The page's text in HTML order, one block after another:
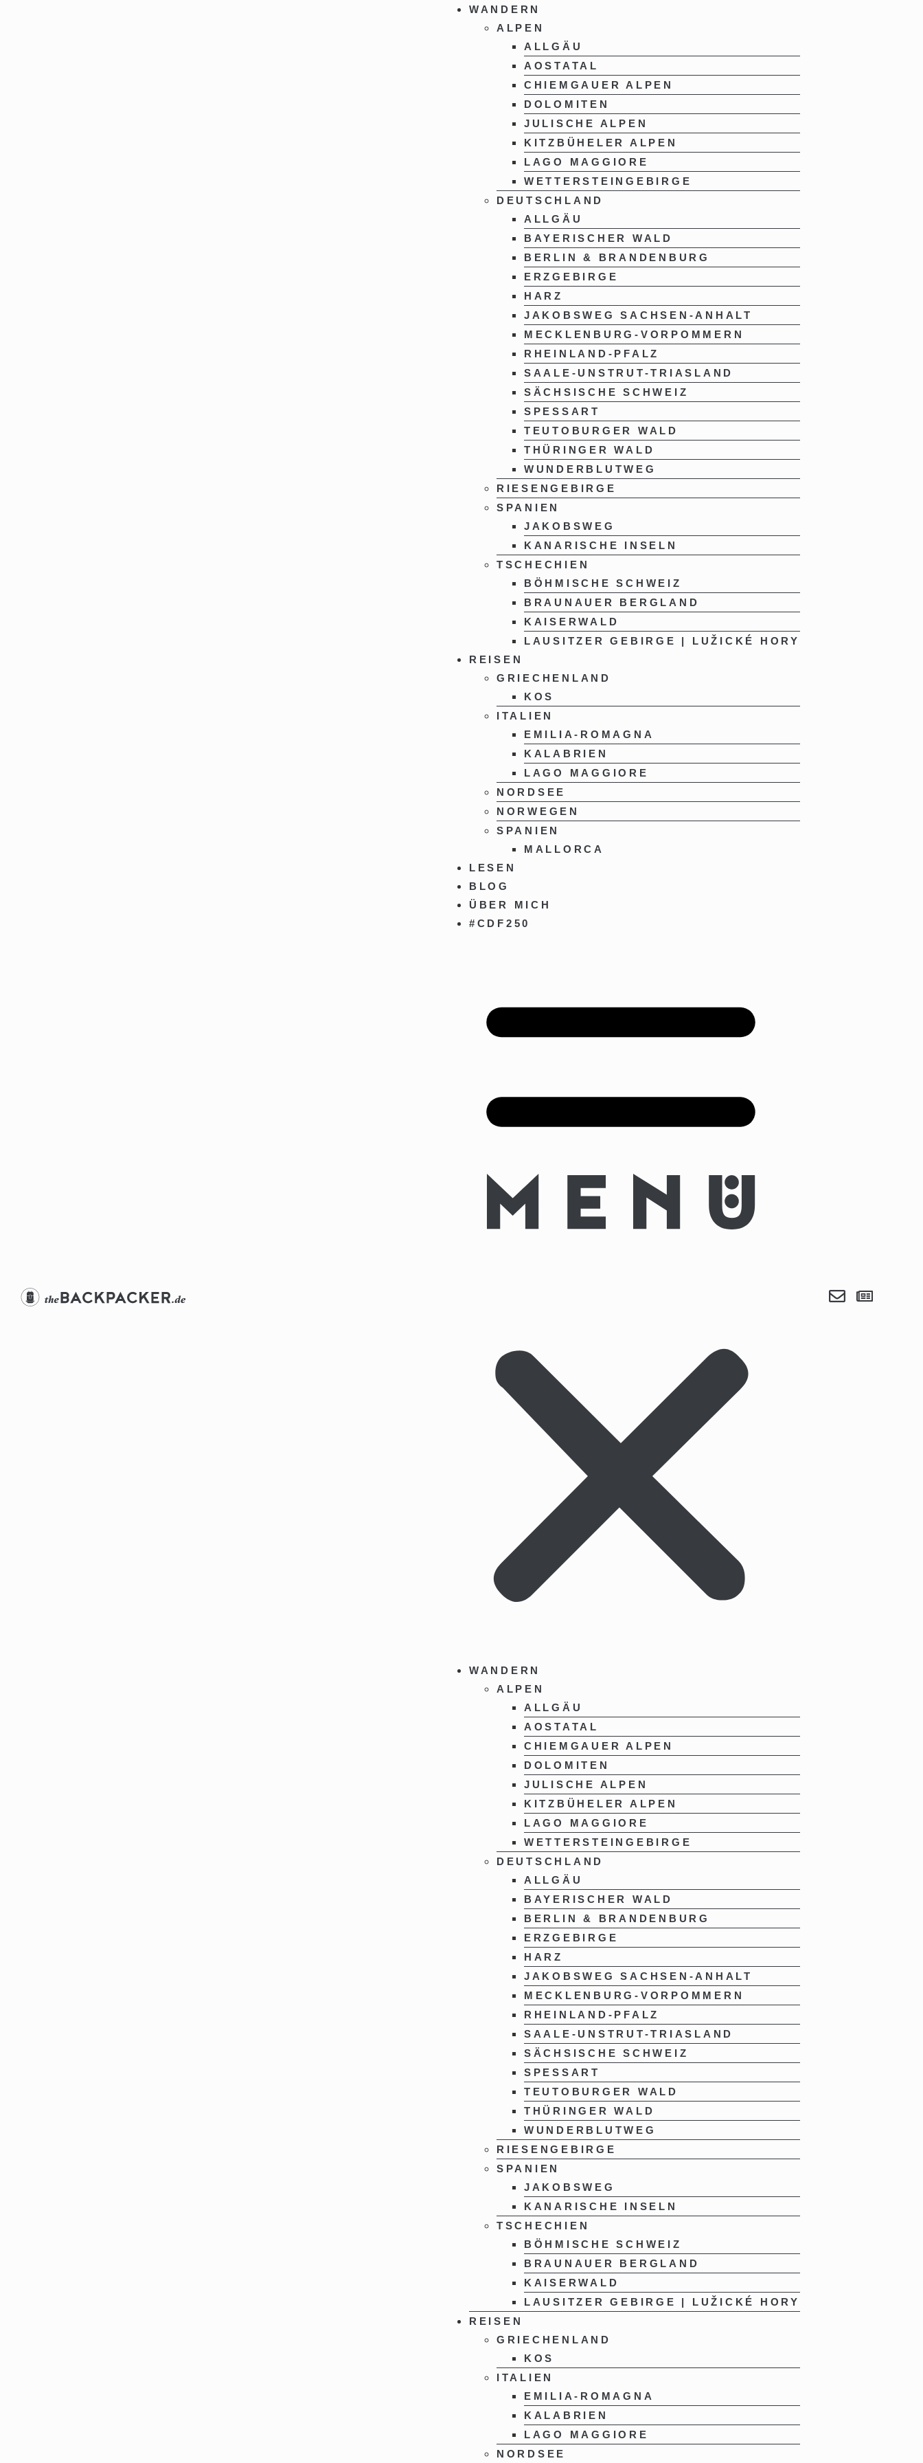
WANDERN
ALPEN
ALLGÄU
AOSTATAL
CHIEMGAUER ALPEN
DOLOMITEN
JULISCHE ALPEN
KITZBÜHELER ALPEN
LAGO MAGGIORE
WETTERSTEINGEBIRGE
DEUTSCHLAND
ALLGÄU
BAYERISCHER WALD
BERLIN & BRANDENBURG
ERZGEBIRGE
HARZ
JAKOBSWEG SACHSEN-ANHALT
MECKLENBURG-VORPOMMERN
RHEINLAND-PFALZ
SAALE-UNSTRUT-TRIASLAND
SÄCHSISCHE SCHWEIZ
SPESSART
TEUTOBURGER WALD
THÜRINGER WALD
WUNDERBLUTWEG
RIESENGEBIRGE
SPANIEN
JAKOBSWEG
KANARISCHE INSELN
TSCHECHIEN
BÖHMISCHE SCHWEIZ
BRAUNAUER BERGLAND
KAISERWALD
LAUSITZER GEBIRGE | LUŽICKÉ HORY
REISEN
GRIECHENLAND
KOS
ITALIEN
EMILIA-ROMAGNA
KALABRIEN
LAGO MAGGIORE
NORDSEE
NORWEGEN
SPANIEN
MALLORCA
LESEN
BLOG
ÜBER MICH
#CDF250
WANDERN
ALPEN
ALLGÄU
AOSTATAL
CHIEMGAUER ALPEN
DOLOMITEN
JULISCHE ALPEN
KITZBÜHELER ALPEN
LAGO MAGGIORE
WETTERSTEINGEBIRGE
DEUTSCHLAND
ALLGÄU
BAYERISCHER WALD
BERLIN & BRANDENBURG
ERZGEBIRGE
HARZ
JAKOBSWEG SACHSEN-ANHALT
MECKLENBURG-VORPOMMERN
RHEINLAND-PFALZ
SAALE-UNSTRUT-TRIASLAND
SÄCHSISCHE SCHWEIZ
SPESSART
TEUTOBURGER WALD
THÜRINGER WALD
WUNDERBLUTWEG
RIESENGEBIRGE
SPANIEN
JAKOBSWEG
KANARISCHE INSELN
TSCHECHIEN
BÖHMISCHE SCHWEIZ
BRAUNAUER BERGLAND
KAISERWALD
LAUSITZER GEBIRGE | LUŽICKÉ HORY
REISEN
GRIECHENLAND
KOS
ITALIEN
EMILIA-ROMAGNA
KALABRIEN
LAGO MAGGIORE
NORDSEE